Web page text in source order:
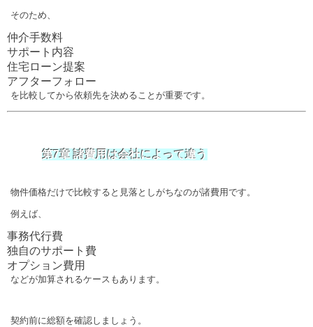
そのため、
仲介手数料
サポート内容
住宅ローン提案
アフターフォロー
を比較してから依頼先を決めることが重要です。
第7章 諸費用は会社によって違う
物件価格だけで比較すると見落としがちなのが諸費用です。
例えば、
事務代行費
独自のサポート費
オプション費用
などが加算されるケースもあります。
契約前に総額を確認しましょう。